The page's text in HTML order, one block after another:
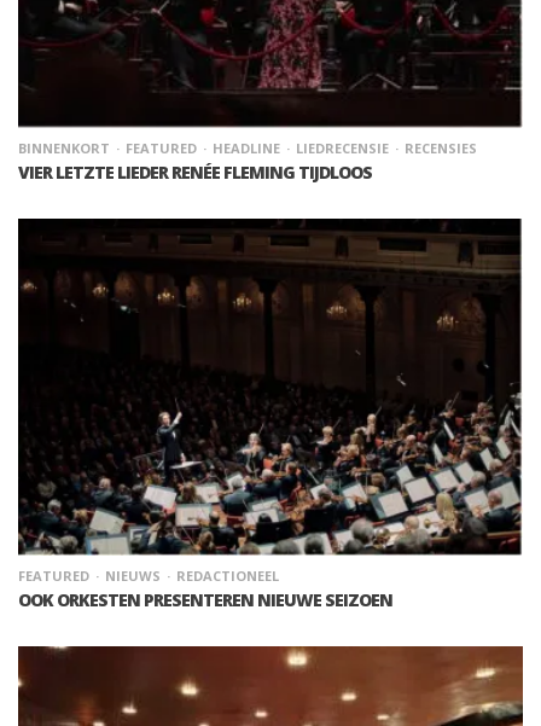
BINNENKORT FEATURED HEADLINE LIEDRECENSIE RECENSIES
VIER LETZTE LIEDER RENÉE FLEMING TIJDLOOS
FEATURED NIEUWS REDACTIONEEL
OOK ORKESTEN PRESENTEREN NIEUWE SEIZOEN